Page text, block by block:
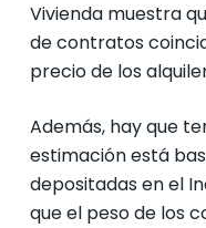
Vivienda muestra
de contratos
precio de los
Además, hay que
estimación está
depositadas en el
que el peso de los